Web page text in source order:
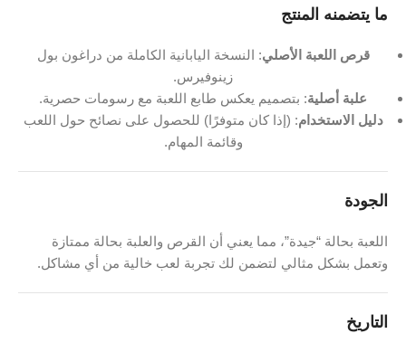
ما يتضمنه المنتج
قرص اللعبة الأصلي: النسخة اليابانية الكاملة من دراغون بول
زينوفيرس.
علبة أصلية: بتصميم يعكس طابع اللعبة مع رسومات حصرية.
دليل الاستخدام: (إذا كان متوفرًا) للحصول على نصائح حول اللعب
وقائمة المهام.
الجودة
اللعبة بحالة “جيدة”، مما يعني أن القرص والعلبة بحالة ممتازة
وتعمل بشكل مثالي لتضمن لك تجربة لعب خالية من أي مشاكل.
التاريخ